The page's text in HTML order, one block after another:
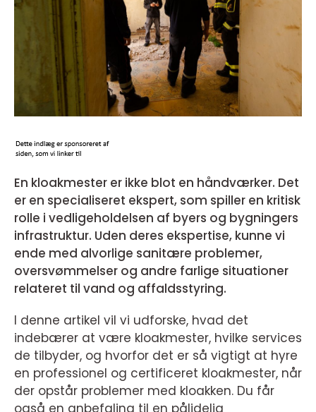
En kloakmester er ikke blot en håndværker. Det
er en specialiseret ekspert, som spiller en kritisk
rolle i vedligeholdelsen af byers og bygningers
infrastruktur. Uden deres ekspertise, kunne vi
ende med alvorlige sanitære problemer,
oversvømmelser og andre farlige situationer
relateret til vand og affaldsstyring.
I denne artikel vil vi udforske, hvad det
indebærer at være kloakmester, hvilke services
de tilbyder, og hvorfor det er så vigtigt at hyre
en professionel og certificeret kloakmester, når
der opstår problemer med kloakken. Du får
også en anbefaling til en pålidelig